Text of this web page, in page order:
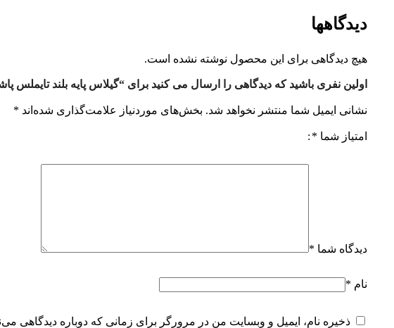
دیدگاهها
هیچ دیدگاهی برای این محصول نوشته نشده است.
اولین نفری باشید که دیدگاهی را ارسال می کنید برای “گیلاس پایه بلند تایملس پاشاباغچه
نشانی ایمیل شما منتشر نخواهد شد. بخش‌های موردنیاز علامت‌گذاری شده‌اند *
امتیاز شما *
دیدگاه شما *
نام *
ذخیره نام، ایمیل و وبسایت من در مرورگر برای زمانی که دوباره دیدگاهی